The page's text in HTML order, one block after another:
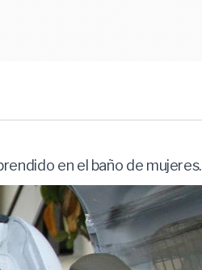
en el baño de mujeres.